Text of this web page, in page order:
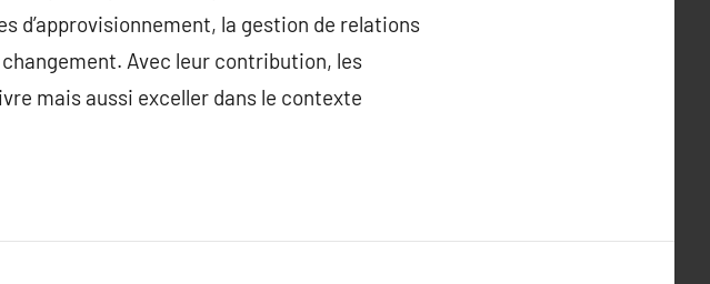
d’approvisionnement, la gestion de relations
Avec leur contribution, les
mais aussi exceller dans le contexte